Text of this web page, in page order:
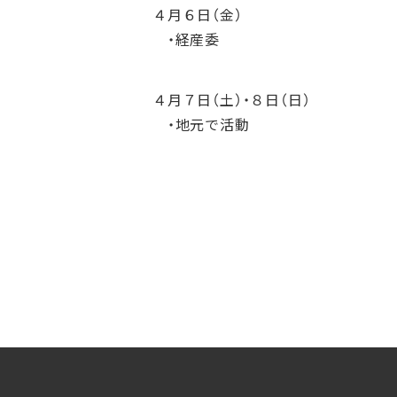
４月６日（金）
・経産委
４月７日（土）・８日（日）
・地元で活動